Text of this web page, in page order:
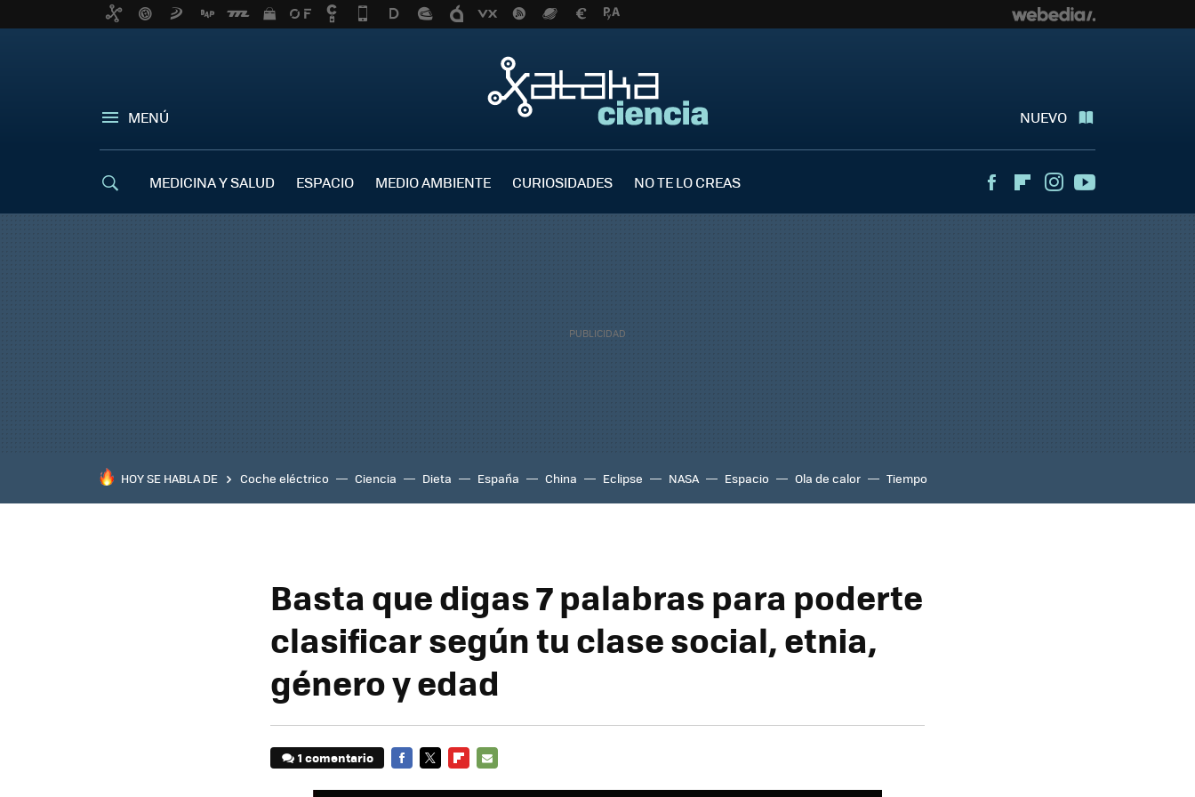
MENÚ NUEVO
MEDICINA Y SALUD ESPACIO MEDIO AMBIENTE CURIOSIDADES NO TE LO CREAS FacebookFlipboardInstagram
HOY SE HABLA DE Coche eléctrico Ciencia Dieta España China Eclipse NASA Espacio Ola de calor Tiempo
Basta que digas 7 palabras para poderte
clasificar según tu clase social, etnia,
género y edad
1 comentario